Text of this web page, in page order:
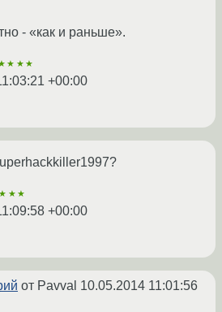
- «как и раньше».
+00:00
+00:00
от Pavval 10.05.2014 11:01:56